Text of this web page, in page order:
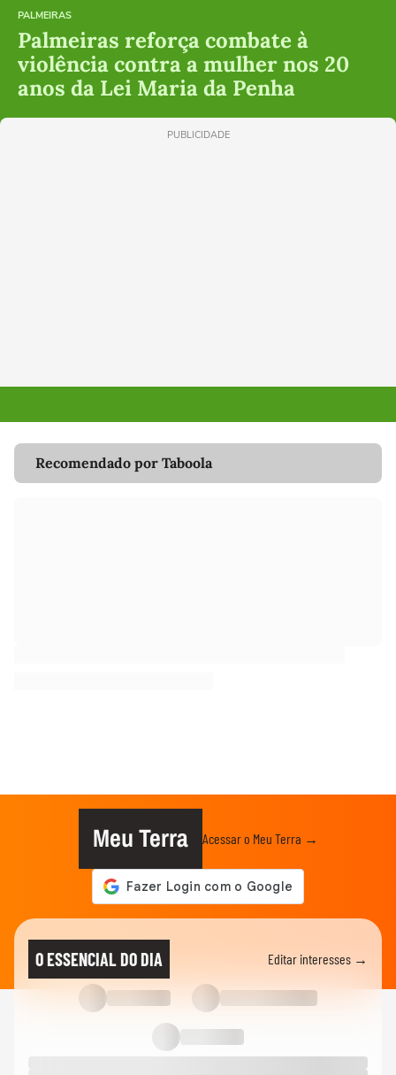
PALMEIRAS
Palmeiras reforça combate à
violência contra a mulher nos 20
anos da Lei Maria da Penha
PUBLICIDADE
Recomendado por Taboola
Meu Terra Acessar o Meu Terra →
O ESSENCIAL DO DIA Editar interesses →